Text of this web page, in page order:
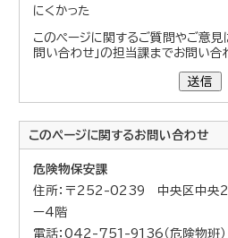
にくかった
このページに関するご質問やご意見
問い合わせ」の担当課までお問い合
送信
このページに関するお問い合わせ
危険物保安課
住所：〒252-0239 中央区中央
ー4階
電話：042-751-9136（危険物班）